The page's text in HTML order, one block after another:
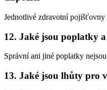
Jednotlivé zdravotní pojišťovny
12. Jaké jsou poplatky
Správní ani jiné poplatky
13. Jaké jsou lhůty pro